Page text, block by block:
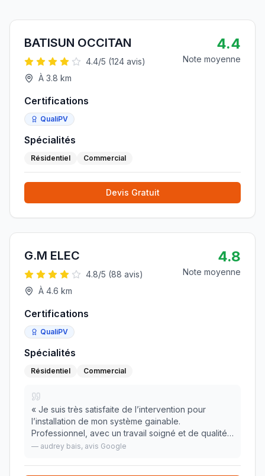
BATISUN OCCITAN
4.4/5 (124 avis)
À 3.8 km
4.4
Note moyenne
Certifications
QualiPV
Spécialités
Résidentiel Commercial
Devis Gratuit
G.M ELEC
4.8/5 (88 avis)
À 4.6 km
4.8
Note moyenne
Certifications
QualiPV
Spécialités
Résidentiel Commercial
« Je suis très satisfaite de l’intervention pour
l’installation de mon système gainable.
Professionnel, avec un travail soigné et de qualité.
Ponctuel et efficace. Je recommande vivement.
— audrey bais, avis Google